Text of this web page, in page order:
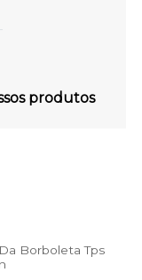
produtos
Borboleta Tps